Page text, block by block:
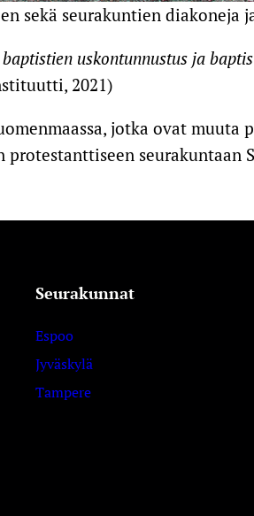
sekä seurakuntien diakoneja
uskontunnustus ja
2021)
jotka ovat
seurakuntaan
Seurakunnat
Espoo
Jyväskylä
Tampere